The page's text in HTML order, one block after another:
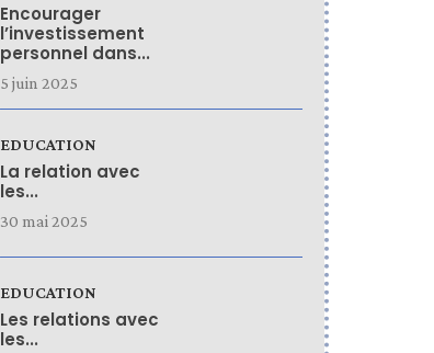
Encourager
l’investissement
personnel dans...
5 juin 2025
EDUCATION
La relation avec
les...
30 mai 2025
EDUCATION
Les relations avec
les...